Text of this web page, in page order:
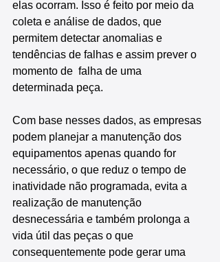
elas ocorram. Isso é feito por meio da
coleta e análise de dados, que
permitem detectar anomalias e
tendências de falhas e assim prever o
momento de  falha de uma
determinada peça.
Com base nesses dados, as empresas
podem planejar a manutenção dos
equipamentos apenas quando for
necessário, o que reduz o tempo de
inatividade não programada, evita a
realização de manutenção
desnecessária e também prolonga a
vida útil das peças o que
consequentemente pode gerar uma